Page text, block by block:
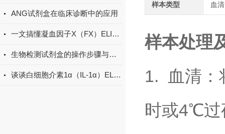
ANG试剂盒在临床诊断中的应用
一文搞懂凝血因子X（FX）ELISA试剂盒的特点
生物检测试剂盒的操作步骤与实验注意事项
谈谈白细胞介素1α（IL-1α）ELISA试剂盒的操作步骤
样本类型 血
样本处理
1. 血清：
时或4℃过